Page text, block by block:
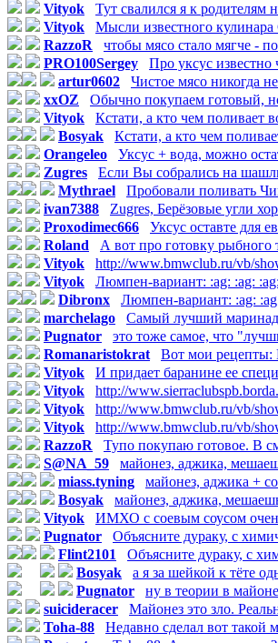
Vityok
Тут свалился я к родителям
Vityok
Мысли известного
RazzoR
чтобы мясо стало мягче -
PRO100Sergey
Про уксус известно
artur0602
Чистое мясо никогда
xxOZ
Обычно покупаем готовый,
Vityok
Кстати, а кто чем поливает
Bosyak
Кстати, а кто чем
Orangeleo
Уксус + вода, можно
Zugres
Если Вы собрались на
Mythrael
Пробовали поливать
ivan7388
Zugres, Берёзовые угли
Proxodimec666
Уксус оставте для
Roland
А вот про готовку
Vityok
http://www.bmwclub.ru/vb/
Vityok
Люмпен-вариант: :ag: :ag:
Dibronx
Люмпен-вариант: :ag:
marchelago
Самый лучший
Pugnator
это тоже самое, что
Romanaristokrat
Вот мои рецепты:
Vityok
И придает баранине ее
Vityok
http://
Vityok
http://www.bmwclub.ru/vb/
Vityok
http://www.bmwclub.ru/vb/
RazzoR
Тупо покупаю готовое. В
S@NA_59
майонез, аджика,
miass.tyning
майонез, аджика +
Bosyak
майонез, аджика,
Vityok
ИМХО с соевым соусом
Pugnator
Объясните дураку, с
Flint2101
Объясните дураку, с
Bosyak
а я за шейкой к тёте
Pugnator
ну в теории в
suicideracer
Майонез это зло.
Toha-88
Недавно сделал вот такой